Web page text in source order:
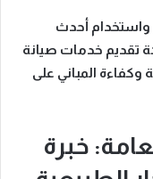
واستخدام أحدث
تقديم خدمات صيانة
وكفاءة المباني على
خبرة